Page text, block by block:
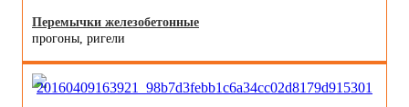
Перемычки железобетонные
прогоны, ригели